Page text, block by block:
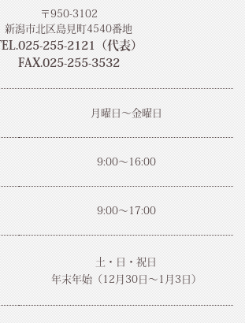
〒950-3102
新潟市北区島見町4540番地
255-2121（代表）
FAX.025-255-3532
月曜日～金曜日
9:00～16:00
9:00～17:00
土・日・祝日
年末年始（12月30日〜1月3日）